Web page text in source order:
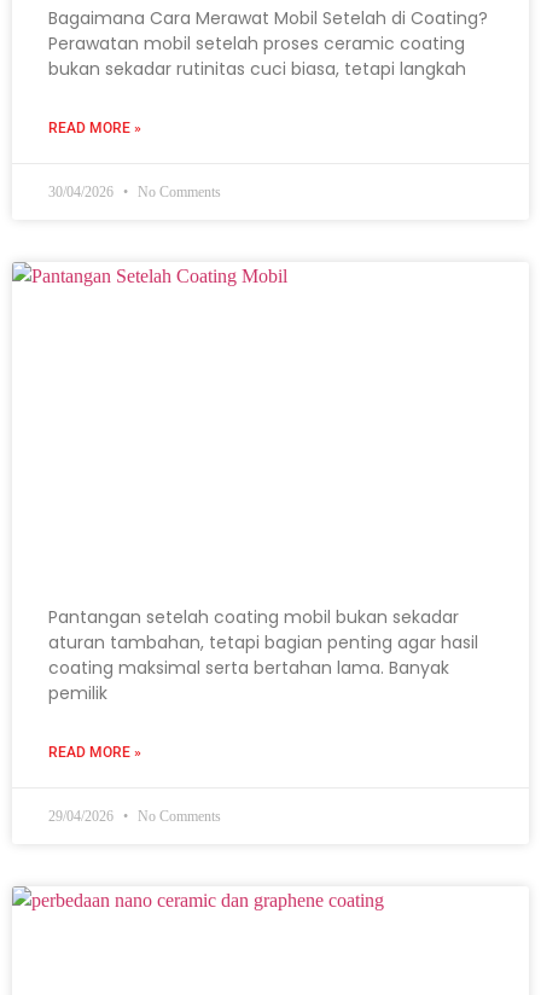
Bagaimana Cara Merawat Mobil Setelah di Coating?
Perawatan mobil setelah proses ceramic coating
bukan sekadar rutinitas cuci biasa, tetapi langkah
READ MORE »
30/04/2026 No Comments
Pantangan setelah coating mobil bukan sekadar
aturan tambahan, tetapi bagian penting agar hasil
coating maksimal serta bertahan lama. Banyak
pemilik
READ MORE »
29/04/2026 No Comments